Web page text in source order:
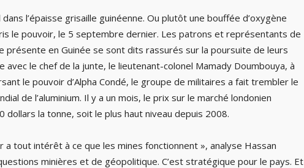
l’épaisse grisaille guinéenne. Ou plutôt une bouffée d’oxygène
le pouvoir, le 5 septembre dernier. Les patrons et représentants de
présente en Guinée se sont dits rassurés sur la poursuite de leurs
le chef de la junte, le lieutenant-colonel Mamady Doumbouya, à
le pouvoir d’Alpha Condé, le groupe de militaires a fait trembler le
de l’aluminium. Il y a un mois, le prix sur le marché londonien
dollars la tonne, soit le plus haut niveau depuis 2008.
a tout intérêt à ce que les mines fonctionnent », analyse Hassan
minières et de géopolitique. C’est stratégique pour le pays. Et